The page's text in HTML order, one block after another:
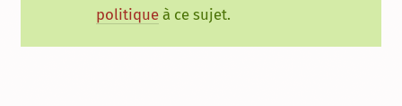
politique à ce sujet.